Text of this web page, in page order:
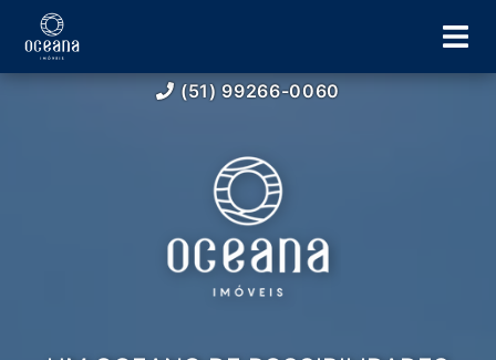
(51) 99266-0060